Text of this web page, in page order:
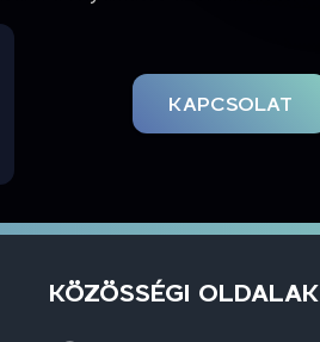
KAPCSOLAT
KÖZÖSSÉGI OLDALAK